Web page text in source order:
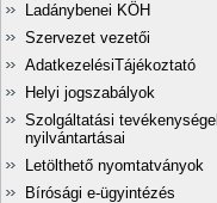
Ladánybenei KÖH
Szervezet vezetői
AdatkezelésiTájékoztató
Helyi jogszabályok
Szolgáltatási
nyilvántartásai
Letölthető nyomtatványok
Bírósági e-ügyintézés